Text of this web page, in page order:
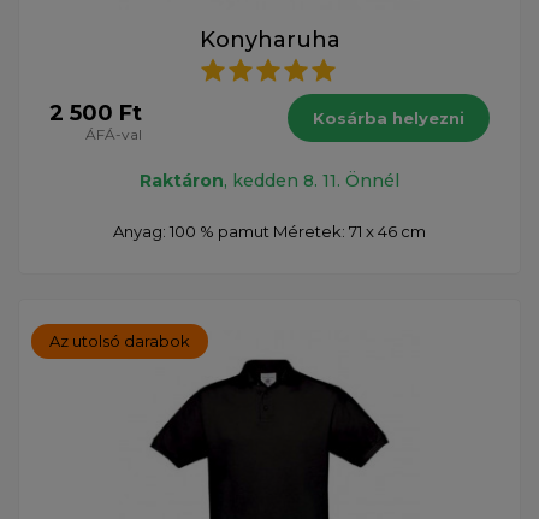
Konyharuha
2 500 Ft
ÁFÁ-val
Kosárba helyezni
Raktáron, kedden 8. 11. Önnél
Anyag: 100 % pamut Méretek: 71 x 46 cm
Az utolsó darabok